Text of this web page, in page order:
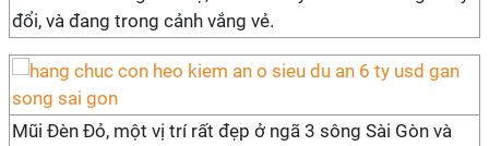
đổi, và đang trong cảnh vắng vẻ.
Mũi Đèn Đỏ, một vị trí rất đẹp ở ngã 3 sông Sài Gòn và